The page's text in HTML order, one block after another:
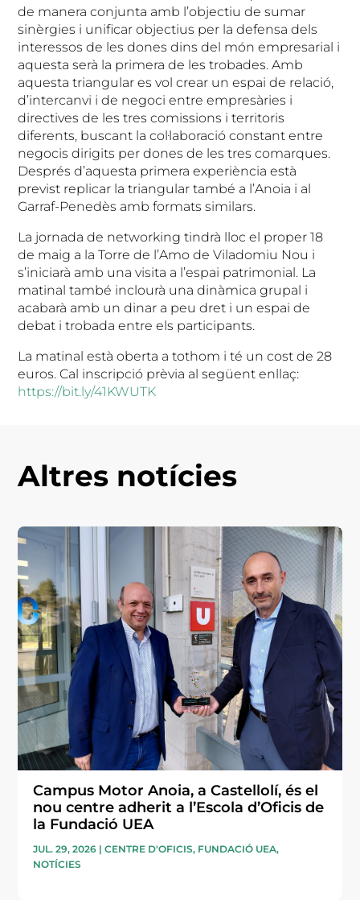
de manera conjunta amb l’objectiu de sumar
sinèrgies i unificar objectius per la defensa dels
interessos de les dones dins del món empresarial i
aquesta serà la primera de les trobades. Amb
aquesta triangular es vol crear un espai de relació,
d’intercanvi i de negoci entre empresàries i
directives de les tres comissions i territoris
diferents, buscant la col·laboració constant entre
negocis dirigits per dones de les tres comarques.
Després d’aquesta primera experiència està
previst replicar la triangular també a l’Anoia i al
Garraf-Penedès amb formats similars.
La jornada de networking tindrà lloc el proper 18
de maig a la Torre de l’Amo de Viladomiu Nou i
s’iniciarà amb una visita a l’espai patrimonial. La
matinal també inclourà una dinàmica grupal i
acabarà amb un dinar a peu dret i un espai de
debat i trobada entre els participants.
La matinal està oberta a tothom i té un cost de 28
euros. Cal inscripció prèvia al següent enllaç:
https://bit.ly/41KWUTK
Altres notícies
Campus Motor Anoia, a Castellolí, és el
nou centre adherit a l’Escola d’Oficis de
la Fundació UEA
JUL. 29, 2026 |CENTRE D'OFICIS, FUNDACIÓ UEA,
NOTÍCIES